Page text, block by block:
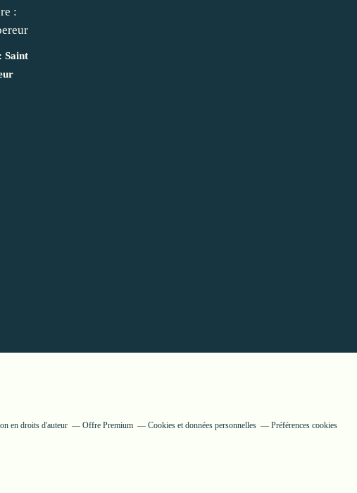
Saint
en droits d'auteur Offre Premium Cookies et données personnelles Préférences cookies